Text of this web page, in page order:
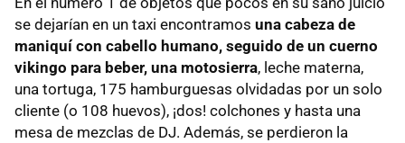
se dejarían en un taxi encontramos una cabeza de
maniquí con cabello humano, seguido de un cuerno
vikingo para beber, una motosierra, leche materna,
una tortuga, 175 hamburguesas olvidadas por un solo
cliente (o 108 huevos), ¡dos! colchones y hasta una
mesa de mezclas de DJ. Además, se perdieron la